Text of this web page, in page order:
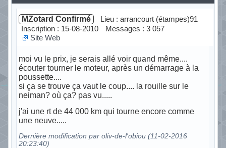
MZotard Confirmé
Lieu : arrancourt (étampes)91
Inscription : 15-08-2010
Messages : 3 057
Site Web
moi vu le prix, je serais allé voir quand même....
écouter tourner le moteur, après un démarrage à la
poussette....
si ça se trouve ça vaut le coup.... la rouille sur le
neiman? où ça? pas vu.....
j'ai une rt de 44 000 km qui tourne encore comme
une neuve.....
Dernière modification par oliv-de-l'obiou (11-02-2016
20:23:40)